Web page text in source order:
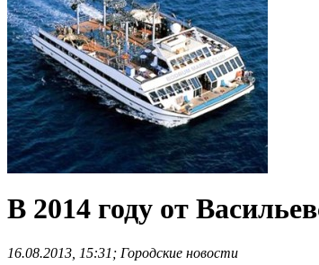
В 2014 году от
16.08.2013, 15:31; Городские новости